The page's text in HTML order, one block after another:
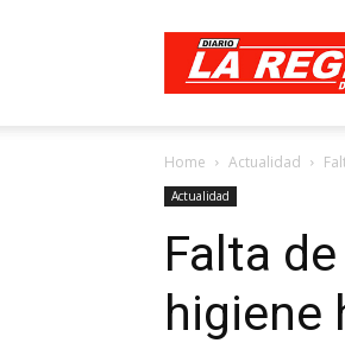
Diario
Región
Home Actualidad
Actualidad
Falta
higiene